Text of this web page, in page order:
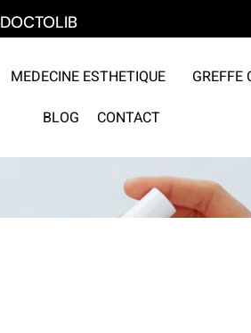
DOCTOLIB
MEDECINE ESTHETIQUE GREFFE
BLOG
CONTACT